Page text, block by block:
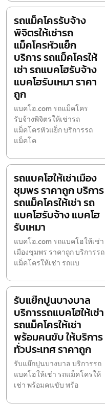
รถแม็คโครรับจ้าง
พิจิตรให้เช่ารถ
แม็คโครหัวแย็ก
บริการ รถแม็คโครให้
เช่า รถแบคโฮรับจ้าง
แบคโฮรับเหมา ราคา
ถูก
แบคโฮ.com รถแม็คโคร
รับจ้างพิจิตรให้เช่ารถ
แม็คโครหัวแย็ก บริการรถ
แม็คโค
รถแบคโฮให้เช่าเมือง
ชุมพร ราคาถูก บริการ
รถแม็คโครให้เช่า รถ
แบคโฮรับจ้าง แบคโฮ
รับเหมา
แบคโฮ.com รถแบคโฮให้เช่า
เมืองชุมพร ราคาถูก บริการรถ
แม็คโครให้เช่า รถแบ
รับแย๊กปูนบางบาล
บริการรถแบคโฮให้เช่า
รถแม็คโครให้เช่า
พร้อมคนขับ ให้บริการ
ทั่วประเทศ ราคาถูก
รับแย๊กปูนบางบาล บริการรถ
แบคโฮให้เช่า รถแม็คโครให้
เช่า พร้อมคนขับ พร้อ